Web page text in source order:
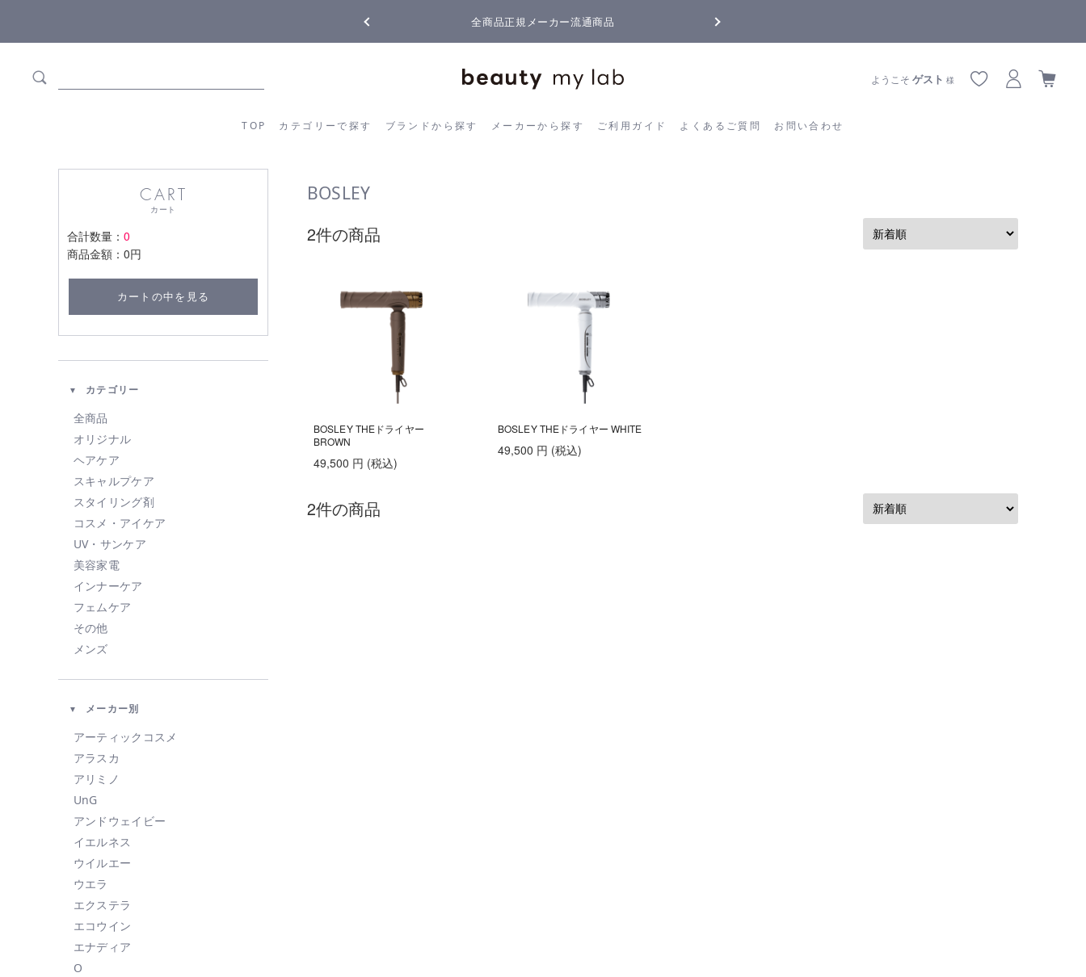
5,500円(税込)以上ご購入で送料550円(税込)無料
TOP カテゴリーで探す ブランドから探す メーカーから探す ご利用ガイド よくあるご質問 お問い合わせ
ようこそゲスト 様
カテゴリーから探す ブランドから探す メーカーから探す よくあるご質問
CART
カート
合計数量： 0
商品金額： 0円
カートの中を見る
カテゴリー
全商品
オリジナル
ヘアケア
スキャルプケア
スタイリング剤
コスメ・アイケア
UV・サンケア
美容家電
インナーケア
フェムケア
その他
メンズ
メーカー別
アーティックコスメ
アラスカ
アリミノ
UnG
アンドウェイビー
イエルネス
ウイルエー
ウエラ
エクステラ
エコウイン
エナディア
O
BOSLEY
2件の商品
BOSLEY THEドライヤー
BROWN
49,500 円 (税込)
BOSLEY THEドライヤー WHITE
49,500 円 (税込)
2件の商品